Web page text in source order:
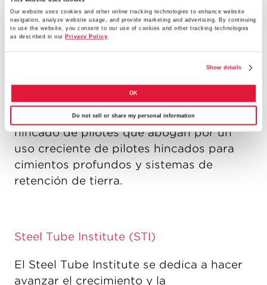
Our website uses cookies and other online tracking technologies to enhance website
navigation, analyze website usage, and provide marketing and advertising. By continuing
to use the website, you consent to our use of cookies and other tracking technologies
as described in ourPrivacy Policy.
Show details
OK
Do not sell or share my personal information
La Pile Driving Contractors Association
es una organización de contratistas de
hincado de pilotes que abogan por un
uso creciente de pilotes hincados para
cimientos profundos y sistemas de
retención de tierra.
Steel Tube Institute (STI)
El Steel Tube Institute se dedica a hacer
avanzar el crecimiento y la